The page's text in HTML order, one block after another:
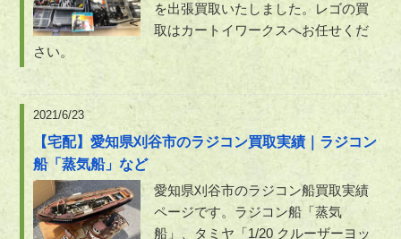
を出張買取いたしました。レゴの買
取はカートイワークスへお任せくだ
さい。
2021/6/23
【宅配】愛知県刈谷市のラジコン買取実績｜ラジコン
船「蒸気船」など
愛知県刈谷市のラジコン船買取実績
ページです。ラジコン船「蒸気
船」、タミヤ「1/20 クルーザーヨッ